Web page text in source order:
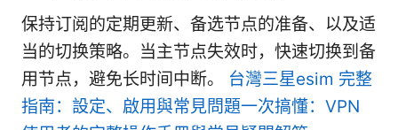
保持订阅的定期更新、备选节点的准备、以及适
当的切换策略。当主节点失效时，快速切换到备
用节点，避免长时间中断。 台灣三星esim 完整
指南：設定、啟用與常見問題一次搞懂：VPN